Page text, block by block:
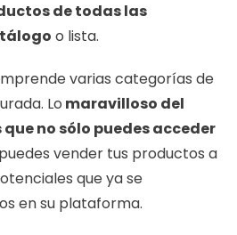
de todas las
o lista.
varias categorías de
Lo maravilloso del
no sólo puedes acceder
vender tus productos a
que ya se
en su plataforma.